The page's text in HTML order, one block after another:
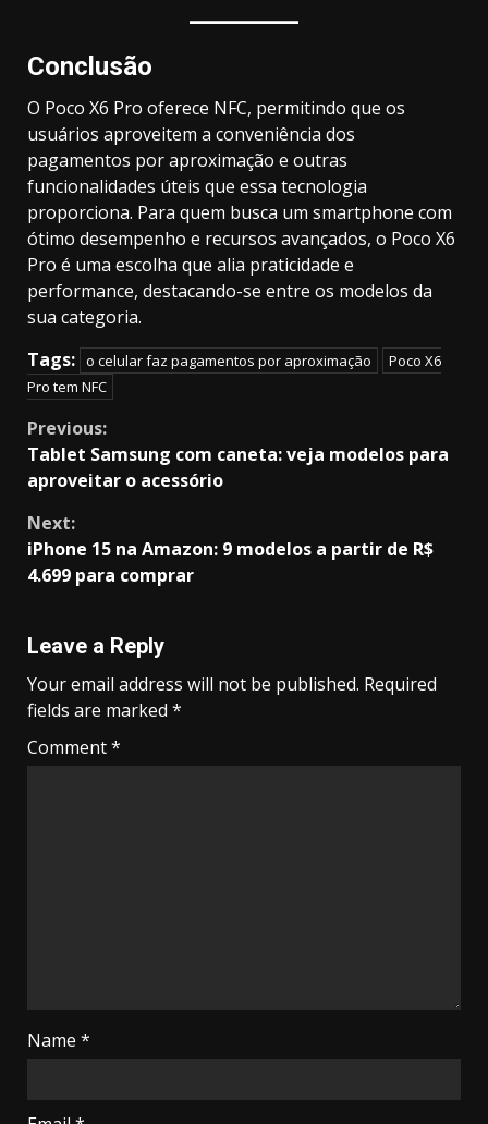
Conclusão
O Poco X6 Pro oferece NFC, permitindo que os
usuários aproveitem a conveniência dos
pagamentos por aproximação e outras
funcionalidades úteis que essa tecnologia
proporciona. Para quem busca um smartphone com
ótimo desempenho e recursos avançados, o Poco X6
Pro é uma escolha que alia praticidade e
performance, destacando-se entre os modelos da
sua categoria.
Tags: o celular faz pagamentos por aproximação
Poco X6
Pro tem NFC
Continue
Reading
Previous:
Tablet Samsung com caneta: veja modelos para
aproveitar o acessório
Next:
iPhone 15 na Amazon: 9 modelos a partir de R$
4.699 para comprar
Leave a Reply
Your email address will not be published. Required
fields are marked *
Comment*
Name *